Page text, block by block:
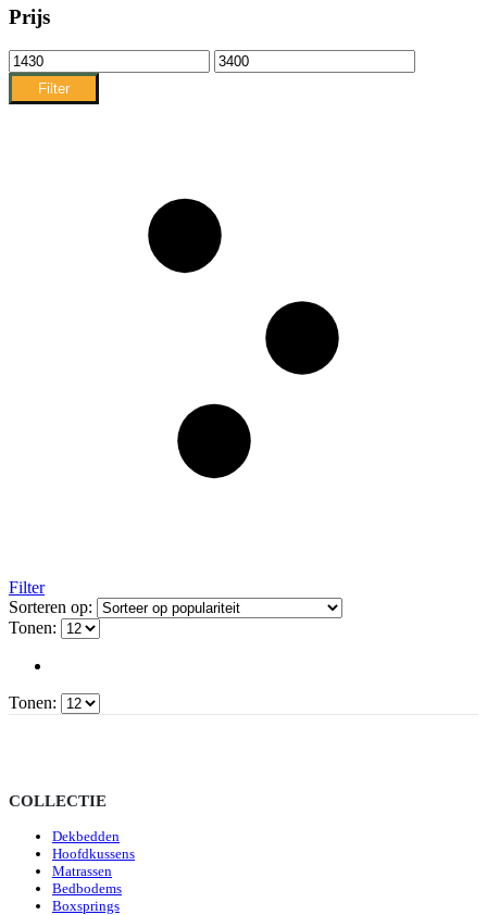
Prijs
Min.
prijs
Max.
prijs
Filter
Filter
Sorteren op:
Tonen:
Tonen:
COLLECTIE
Dekbedden
Hoofdkussens
Matrassen
Bedbodems
Boxsprings